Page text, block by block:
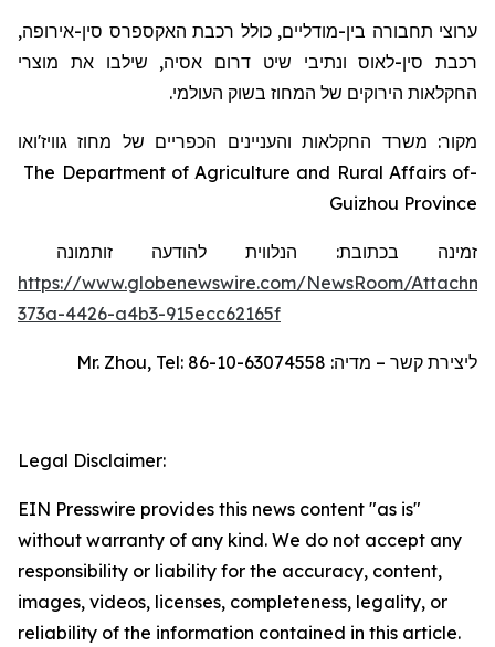
ערוצי תחבורה בין-מודליים, כולל רכבת האקספרס סין-אירופה,
רכבת סין-לאוס ונתיבי שיט דרום אסיה, שילבו את מוצרי
החקלאות הירוקים של המחוז בשוק העולמי.
מקור: משרד החקלאות והעניינים הכפריים של מחוז גוויז'ואו
-
The Department of Agriculture and Rural Affairs of
Guizhou Province
תמונההנלווית להודעה זו
זמינה בכתובת:
https://www.globenewswire.com/NewsRoom/
373a-4426-a4b3-915ecc62165f
ליצירת קשר – מדיה: Mr. Zhou, Tel: 86-10-63074558
Legal Disclaimer:
EIN Presswire provides this news content "as is"
without warranty of any kind. We do not accept any
responsibility or liability for the accuracy, content,
images, videos, licenses, completeness, legality, or
reliability of the information contained in this article.